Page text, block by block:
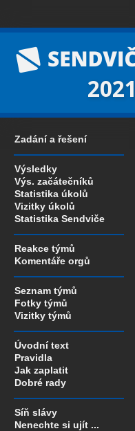
2021
Zadání a řešení
Výsledky
Výs. začátečníků
Statistika úkolů
Vizitky úkolů
Statistika Sendviče
Reakce týmů
Komentáře orgů
Seznam týmů
Fotky týmů
Vizitky týmů
Úvodní text
Pravidla
Jak zaplatit
Dobré rady
Síň slávy
Nenechte si ujít ...